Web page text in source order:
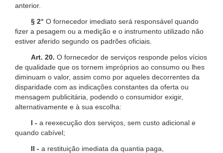
anterior.
§ 2° O fornecedor imediato será responsável quando
fizer a pesagem ou a medição e o instrumento utilizado não
estiver aferido segundo os padrões oficiais.
Art. 20. O fornecedor de serviços responde pelos vícios
de qualidade que os tornem impróprios ao consumo ou lhes
diminuam o valor, assim como por aqueles decorrentes da
disparidade com as indicações constantes da oferta ou
mensagem publicitária, podendo o consumidor exigir,
alternativamente e à sua escolha:
I - a reexecução dos serviços, sem custo adicional e
quando cabível;
II - a restituição imediata da quantia paga,